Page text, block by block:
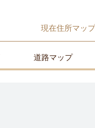
現在住所マップ
道路マップ